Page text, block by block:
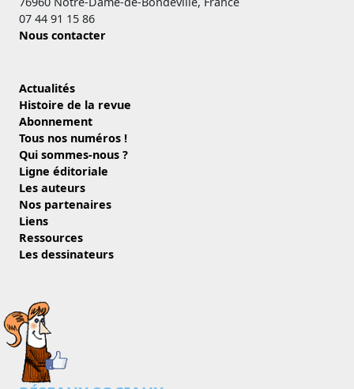
07 44 91 15 86
Nous contacter
Actualités
Histoire de la revue
Abonnement
Tous nos numéros !
Qui sommes-nous ?
Ligne éditoriale
Les auteurs
Nos partenaires
Liens
Ressources
Les dessinateurs